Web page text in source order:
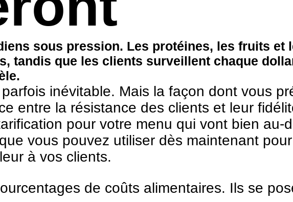
sous pression. Les protéines, les fruits et
tandis que les clients surveillent chaque
inévitable. Mais la façon dont vous
entre la résistance des clients et leur
pour votre menu qui vont bien au-
vous pouvez utiliser dès maintenant
à vos clients.
de coûts alimentaires. Ils se